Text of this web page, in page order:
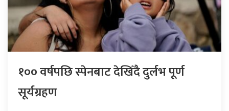
१०० वर्षपछि स्पेनबाट देखिँदै दुर्लभ पूर्ण
सूर्यग्रहण